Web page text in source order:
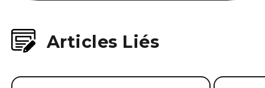
Articles Liés